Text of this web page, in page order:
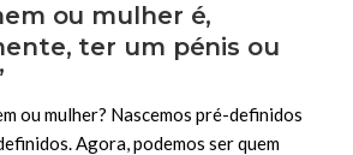
ou mulher é,
ter um pénis ou
ou mulher? Nascemos pré-definidos
Agora, podemos ser quem